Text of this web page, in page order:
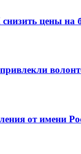
цены на
от имени